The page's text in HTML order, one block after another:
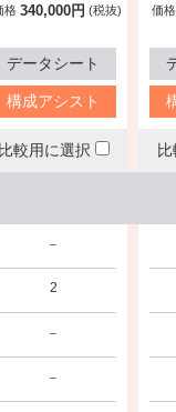
格 340,000円 (税抜)
データシート
構成アシスト
比較用に選択
価格
－
2
－
－